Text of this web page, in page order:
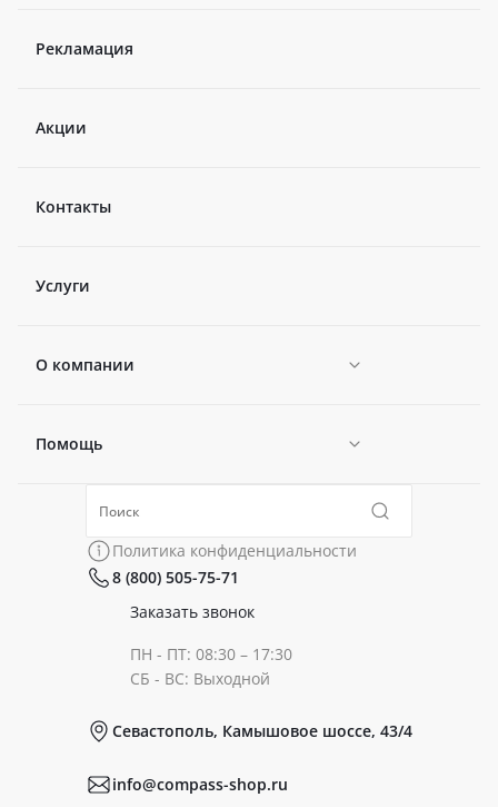
Рекламация
Акции
Контакты
Услуги
О компании
Новости
Политика конфиденциальности
Помощь
Коллекции
Политика конфиденциальности
8 (800) 505-75-71
Заказать звонок
ПН - ПТ: 08:30 – 17:30
СБ - ВС: Выходной
Севастополь, Камышовое шоссе, 43/4
info@compass-shop.ru